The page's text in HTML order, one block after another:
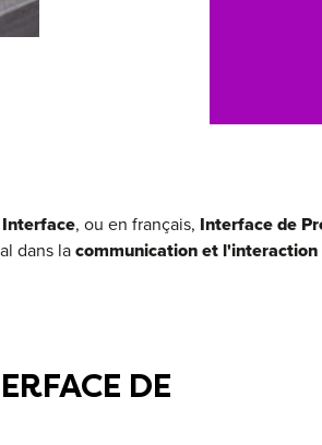
, ou en français, Interface de
dans la communication et
DE